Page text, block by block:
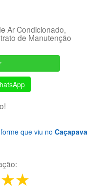
Ar Condicionado,
de Manutenção
que viu no Caçapava
4 stars
3 stars